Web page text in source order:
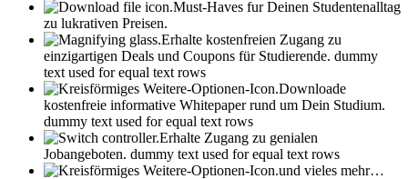
Must-Haves fur Deinen Studentenalltag
zu lukrativen Preisen.
Erhalte kostenfreien Zugang zu
einzigartigen Deals und Coupons für Studierende. dummy
text used for equal text rows
Downloade
kostenfreie informative Whitepaper rund um Dein Studium.
dummy text used for equal text rows
Erhalte Zugang zu genialen
Jobangeboten. dummy text used for equal text rows
und vieles mehr…